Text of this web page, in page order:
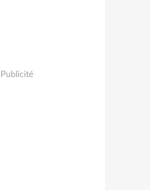
Publicité